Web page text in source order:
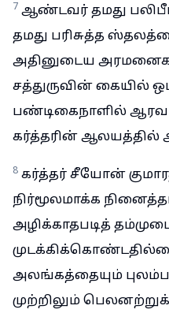
7 ஆண்டவர் தமது
தமது பரிசுத்த
அதினுடைய
சத்துருவின் கையில்
பண்டிகைநாளில்
கர்த்தரின்
8 கர்த்தர் சீயோன்
நிர்மூலமாக்க
அழிக்காதபடித்
அலங்கத்தையும்
முற்றிலும்